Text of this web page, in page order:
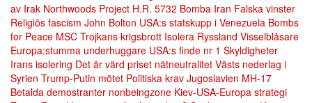
av Irak Northwoods Project H.R. 5732 Bomba Iran Falska vinster
Religiös fascism John Bolton USA:s statskupp i Venezuela Bombs
for Peace MSC Trojkans krigsbrott Isolera Ryssland Visselblåsare
Europa:stumma underhuggare USA:s finde nr 1 Skyldigheter
Irans isolering Det är värd priset nätneutralitet Västs nederlag i
Syrien Trump-Putin mötet Politiska krav Jugoslavien MH-17
Betalda demostranter nonbeingzone Kiev-USA-Europa strategi